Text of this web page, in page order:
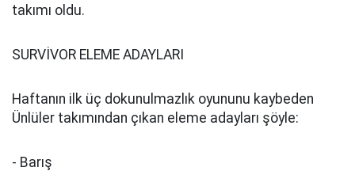
takımı oldu.
SURVİVOR ELEME ADAYLARI
Haftanın ilk üç dokunulmazlık oyununu kaybeden
Ünlüler takımından çıkan eleme adayları şöyle:
- Barış